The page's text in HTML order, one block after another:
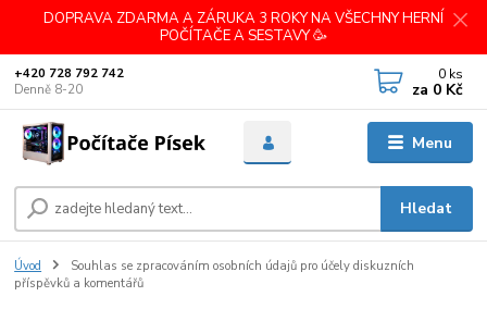
DOPRAVA ZDARMA A ZÁRUKA 3 ROKY NA VŠECHNY HERNÍ
POČÍTAČE A SESTAVY 🥳
Menu
Hledat
+420 728 792 742
Denně 8-20
0 ks
za 0 Kč
Úvod
Souhlas se zpracováním osobních údajů pro účely diskuzních
příspěvků a komentářů